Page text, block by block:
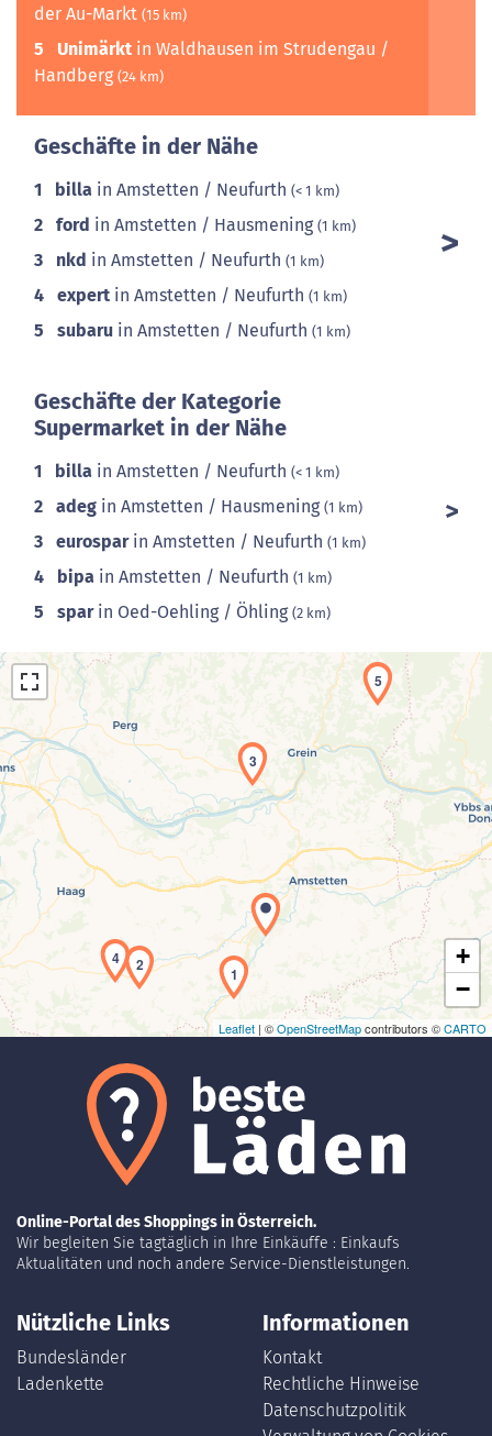
der Au-Markt (15 km)
5 Unimärkt in Waldhausen im Strudengau /
Handberg (24 km)
Geschäfte in der Nähe
1 billa in Amstetten / Neufurth (< 1 km)
2 ford in Amstetten / Hausmening (1 km)
3 nkd in Amstetten / Neufurth (1 km)
4 expert in Amstetten / Neufurth (1 km)
5 subaru in Amstetten / Neufurth (1 km)
Geschäfte der Kategorie
Supermarket in der Nähe
1 billa in Amstetten / Neufurth (< 1 km)
2 adeg in Amstetten / Hausmening (1 km)
3 eurosparin Amstetten / Neufurth (1 km)
4 bipa in Amstetten / Neufurth (1 km)
5 sparin Oed-Oehling / Öhling (2 km)
Laden der Karte...
1
2
3
4
5
+
−
Leaflet | ©OpenStreetMapcontributors ©CARTO
Online-Portal des Shoppings in Österreich.
Wir begleiten Sie tagtäglich in Ihre Einkäuffe : Einkaufs
Aktualitäten und noch andere Service-Dienstleistungen.
Nützliche Links
Bundesländer
Ladenkette
Informationen
Kontakt
Rechtliche Hinweise
Datenschutzpolitik